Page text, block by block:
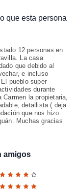
que esta persona
12 personas en
La casa
que debido al
e incluso
pueblo super
durante
la propietaria,
detallista ( deja
que nos hizo
Muchas gracias
amigos